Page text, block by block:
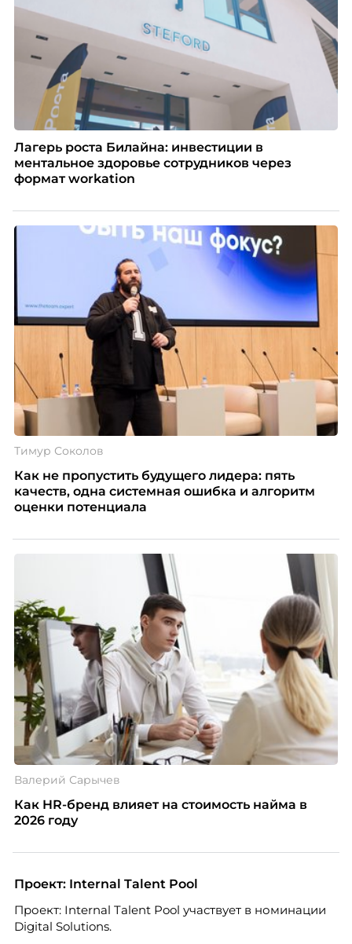
Лагерь роста Билайна: инвестиции в
ментальное здоровье сотрудников через
формат workation
Тимур Соколов
Как не пропустить будущего лидера: пять
качеств, одна системная ошибка и алгоритм
оценки потенциала
Валерий Сарычев
Как HR-бренд влияет на стоимость найма в
2026 году
Проект: Internal Talent Pool
Проект: Internal Talent Pool участвует в номинации
Digital Solutions.